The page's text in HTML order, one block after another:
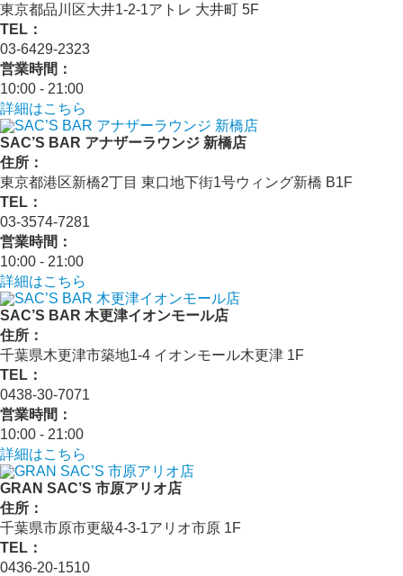
東京都品川区大井1-2-1アトレ 大井町 5F
TEL：
03-6429-2323
営業時間：
10:00 - 21:00
詳細はこちら
SAC’S BAR アナザーラウンジ 新橋店
住所：
東京都港区新橋2丁目 東口地下街1号ウィング新橋 B1F
TEL：
03-3574-7281
営業時間：
10:00 - 21:00
詳細はこちら
SAC’S BAR 木更津イオンモール店
住所：
千葉県木更津市築地1-4 イオンモール木更津 1F
TEL：
0438-30-7071
営業時間：
10:00 - 21:00
詳細はこちら
GRAN SAC’S 市原アリオ店
住所：
千葉県市原市更級4-3-1アリオ市原 1F
TEL：
0436-20-1510